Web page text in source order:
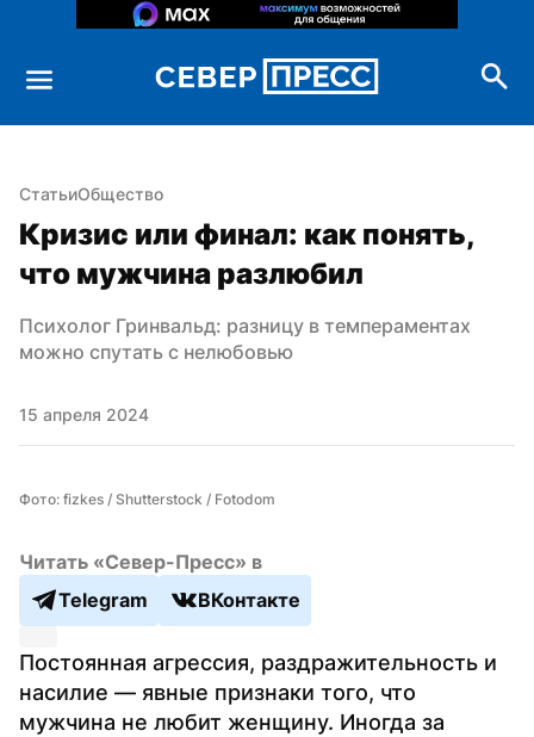
СтатьиОбщество
Кризис или финал: как понять,
что мужчина разлюбил
Психолог Гринвальд: разницу в темпераментах
можно спутать с нелюбовью
15 апреля 2024
Фото: fizkes / Shutterstock / Fotodom
Читать «Север-Пресс» в
Telegram
ВКонтакте
Постоянная агрессия, раздражительность и
насилие — явные признаки того, что
мужчина не любит женщину. Иногда за